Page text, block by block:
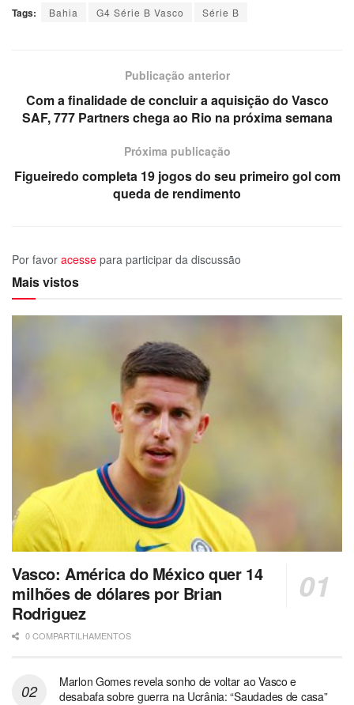
Tags: Bahia G4 Série B Vasco Série B
Publicação anterior
Com a finalidade de concluir a aquisição do Vasco
SAF, 777 Partners chega ao Rio na próxima semana
Próxima publicação
Figueiredo completa 19 jogos do seu primeiro gol com
queda de rendimento
Por favor acesse para participar da discussão
Mais vistos
Vasco: América do México quer 14
milhões de dólares por Brian
Rodriguez
0 COMPARTILHAMENTOS
Marlon Gomes revela sonho de voltar ao Vasco e
desabafa sobre guerra na Ucrânia: “Saudades de casa”